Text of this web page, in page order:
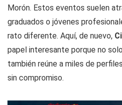
Morón. Estos eventos suelen
graduados o jóvenes
rato diferente. Aquí, de nuevo,
papel interesante porque no
también reúne a miles de
sin compromiso.